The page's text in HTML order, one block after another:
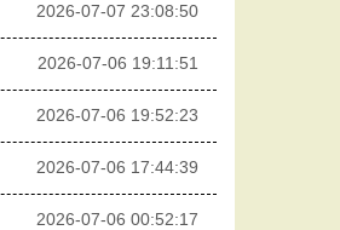
2026-07-07 23:08:50
2026-07-06 19:11:51
2026-07-06 19:52:23
2026-07-06 17:44:39
2026-07-06 00:52:17